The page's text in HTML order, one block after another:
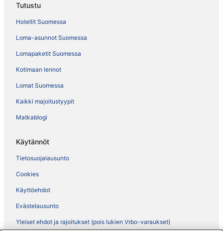
Tutustu
Hotellit Suomessa
Loma-asunnot Suomessa
Lomapaketit Suomessa
Kotimaan lennot
Lomat Suomessa
Kaikki majoitustyypit
Matkablogi
Käytännöt
Tietosuojalausunto
Cookies
Käyttöehdot
Evästelausunto
Yleiset ehdot ja rajoitukset (pois lukien Vrbo-varaukset)